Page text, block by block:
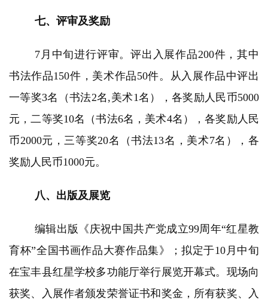
学
研
究
法
砚
边
夜
话
七、评审及奖励
7月中旬进行评审。评出入展作品200件，其中
书法作品150件，美术作品50件。从入展作品中评出
一等奖3名（书法2名,美术1名），各奖励人民币5000
元，二等奖10名（书法6名，美术4名），各奖励人民
币2000元，三等奖20名（书法13名，美术7名），各
奖励人民币1000元。
八、出版及展览
编辑出版《庆祝中国共产党成立99周年“红星教
育杯”全国书画作品大赛作品集》；拟定于10月中旬
在宝丰县红星学校多功能厅举行展览开幕式。现场向
获奖、入展作者颁发荣誉证书和奖金，所有获奖、入